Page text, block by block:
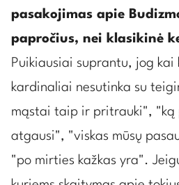
pasakojimas apie
papročius, nei klasikinė
Puikiausiai suprantu, jog kai
kardinaliai nesutinka su
mąstai taip ir pritrauki", "ką
atgausi", "viskas mūsų
"po mirties kažkas yra".